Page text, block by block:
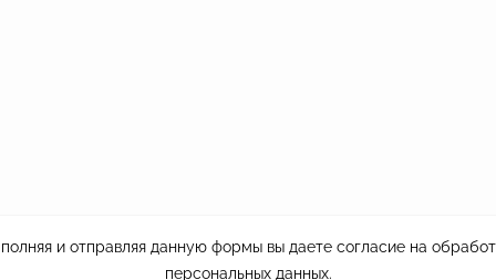
и отправляя данную формы вы даете согласие на
персональных данных.